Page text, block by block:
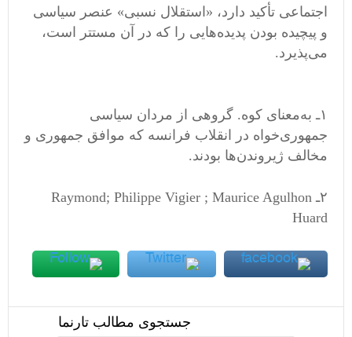
اجتماعی تأکید دارد، «استقلال نسبی» عنصر سیاسی
و پیچیده بودن پدیده‌هایی را که در آن مستتر است،
می‌پذیرد.‬ ‬
١ـ به‌معنای کوه. گروهی از مردان سیاسی
جمهوری‌خواه در انقلاب فرانسه که موافق جمهوری و
مخالف ژیروندن‌ها‬ بودند. ‬
Huard
جستجوی مطالب تارنما